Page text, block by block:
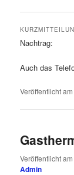
Nachtrag:
Auch das
Veröffentlicht am
Veröffentlicht am
Admin